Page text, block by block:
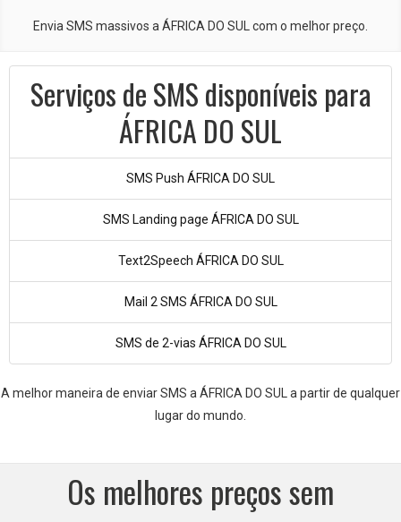
Envia SMS massivos a ÁFRICA DO SUL com o melhor preço.
Serviços de SMS disponíveis para
ÁFRICA DO SUL
SMS Push ÁFRICA DO SUL
SMS Landing page ÁFRICA DO SUL
Text2Speech ÁFRICA DO SUL
Mail 2 SMS ÁFRICA DO SUL
SMS de 2-vias ÁFRICA DO SUL
A melhor maneira de enviar SMS a ÁFRICA DO SUL a partir de qualquer
lugar do mundo.
Os melhores preços sem